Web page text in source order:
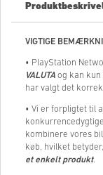
VIGTIGE
• PlayStation
VALUTA og kan kun
har valgt det
• Vi er forpligtet til
kombinere vores
køb, hvilket
et enkelt produkt.